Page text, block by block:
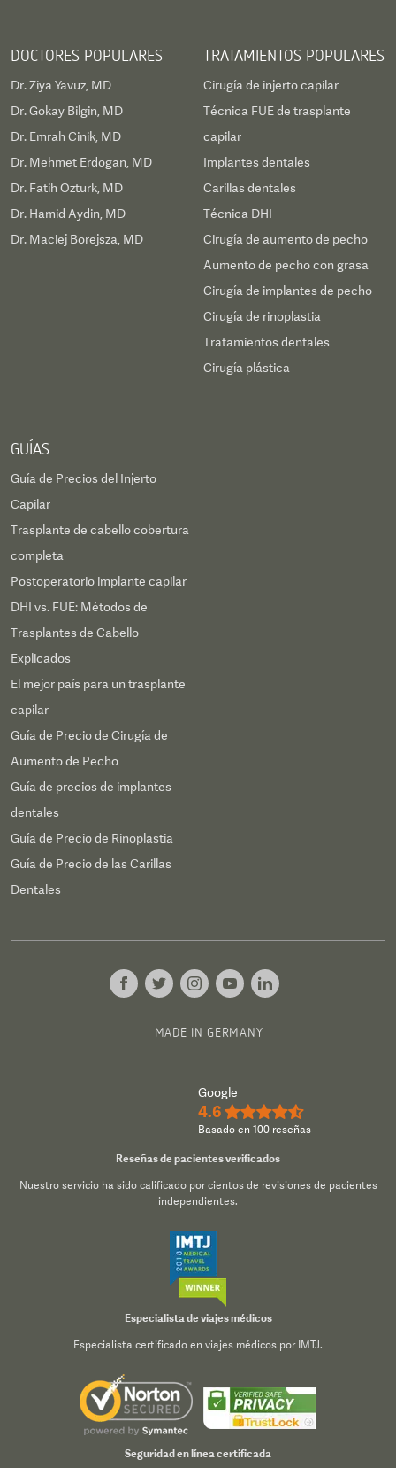
DOCTORES POPULARES
Dr. Ziya Yavuz, MD
Dr. Gokay Bilgin, MD
Dr. Emrah Cinik, MD
Dr. Mehmet Erdogan, MD
Dr. Fatih Ozturk, MD
Dr. Hamid Aydin, MD
Dr. Maciej Borejsza, MD
TRATAMIENTOS POPULARES
Cirugía de injerto capilar
Técnica FUE de trasplante
capilar
Implantes dentales
Carillas dentales
Técnica DHI
Cirugía de aumento de pecho
Aumento de pecho con grasa
Cirugía de implantes de pecho
Cirugía de rinoplastia
Tratamientos dentales
Cirugía plástica
GUÍAS
Guía de Precios del Injerto
Capilar
Trasplante de cabello cobertura
completa
Postoperatorio implante capilar
DHI vs. FUE: Métodos de
Trasplantes de Cabello
Explicados
El mejor país para un trasplante
capilar
Guía de Precio de Cirugía de
Aumento de Pecho
Guía de precios de implantes
dentales
Guía de Precio de Rinoplastia
Guía de Precio de las Carillas
Dentales
MADE IN GERMANY
Google
4.6 ★★★★½
Basado en 100 reseñas
Reseñas de pacientes verificados
Nuestro servicio ha sido calificado por cientos de revisiones de pacientes
independientes.
Especialista de viajes médicos
Especialista certificado en viajes médicos por IMTJ.
Seguridad en línea certificada